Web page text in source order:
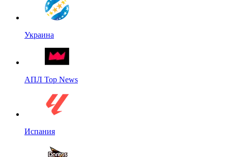
Украина
АПЛ Top News
Испания